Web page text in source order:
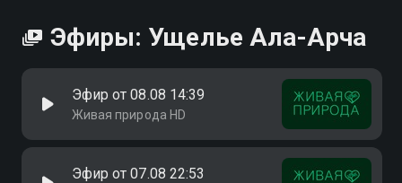
Эфиры: Ущелье Ала-Арча
Эфир от 08.08 14:39
Живая природа HD
Эфир от 07.08 22:53